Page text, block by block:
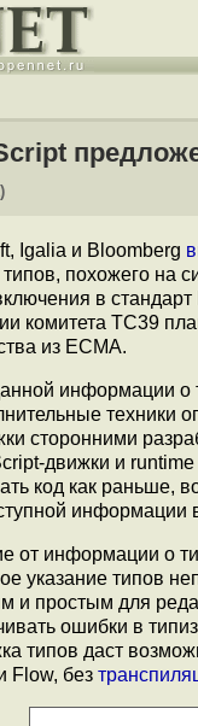
Igalia и Bloomberg
похожего на
в стандарт
комитета TC39
из ECMA.
информации о
техники
сторонними
движки и
код как раньше,
от информации о
указание типов
и простым для
ошибки в
типов даст
Flow, без